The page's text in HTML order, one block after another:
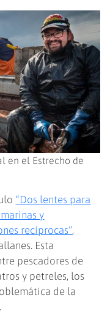
en el Estrecho de
“Dos lentes para
y
recíprocas”,
Esta
pescadores de
y petreles, los
de la